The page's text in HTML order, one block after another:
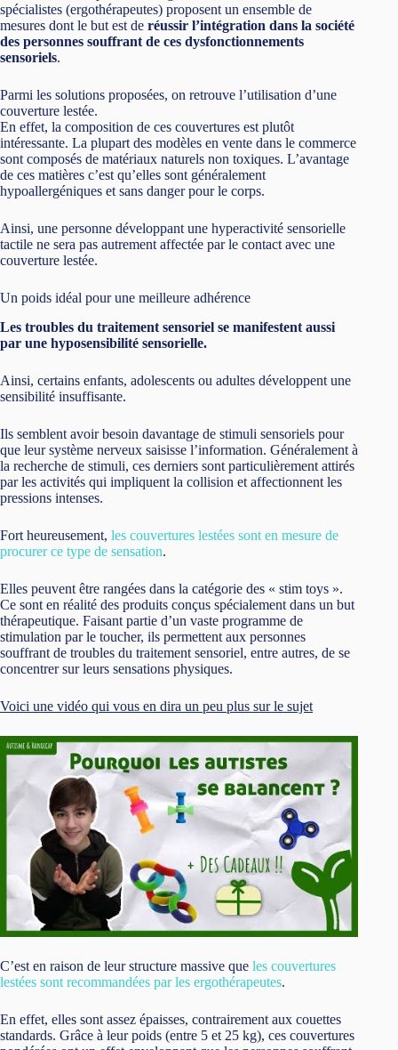
spécialistes (ergothérapeutes) proposent un ensemble de
mesures dont le but est de réussir l’intégration dans la société
des personnes souffrant de ces dysfonctionnements
sensoriels.
Parmi les solutions proposées, on retrouve l’utilisation d’une
couverture lestée.
En effet, la composition de ces couvertures est plutôt
intéressante. La plupart des modèles en vente dans le commerce
sont composés de matériaux naturels non toxiques. L’avantage
de ces matières c’est qu’elles sont généralement
hypoallergéniques et sans danger pour le corps.
Ainsi, une personne développant une hyperactivité sensorielle
tactile ne sera pas autrement affectée par le contact avec une
couverture lestée.
Un poids idéal pour une meilleure adhérence
Les troubles du traitement sensoriel se manifestent aussi
par une hyposensibilité sensorielle.
Ainsi, certains enfants, adolescents ou adultes développent une
sensibilité insuffisante.
Ils semblent avoir besoin davantage de stimuli sensoriels pour
que leur système nerveux saisisse l’information. Généralement à
la recherche de stimuli, ces derniers sont particulièrement attirés
par les activités qui impliquent la collision et affectionnent les
pressions intenses.
Fort heureusement, les couvertures lestées sont en mesure de
procurer ce type de sensation.
Elles peuvent être rangées dans la catégorie des « stim toys ».
Ce sont en réalité des produits conçus spécialement dans un but
thérapeutique. Faisant partie d’un vaste programme de
stimulation par le toucher, ils permettent aux personnes
souffrant de troubles du traitement sensoriel, entre autres, de se
concentrer sur leurs sensations physiques.
Voici une vidéo qui vous en dira un peu plus sur le sujet
C’est en raison de leur structure massive que les couvertures
lestées sont recommandées par les ergothérapeutes.
En effet, elles sont assez épaisses, contrairement aux couettes
standards. Grâce à leur poids (entre 5 et 25 kg), ces couvertures